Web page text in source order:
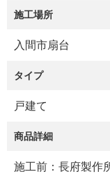
施工場所
入間市扇台
タイプ
戸建て
商品詳細
施工前：長府製